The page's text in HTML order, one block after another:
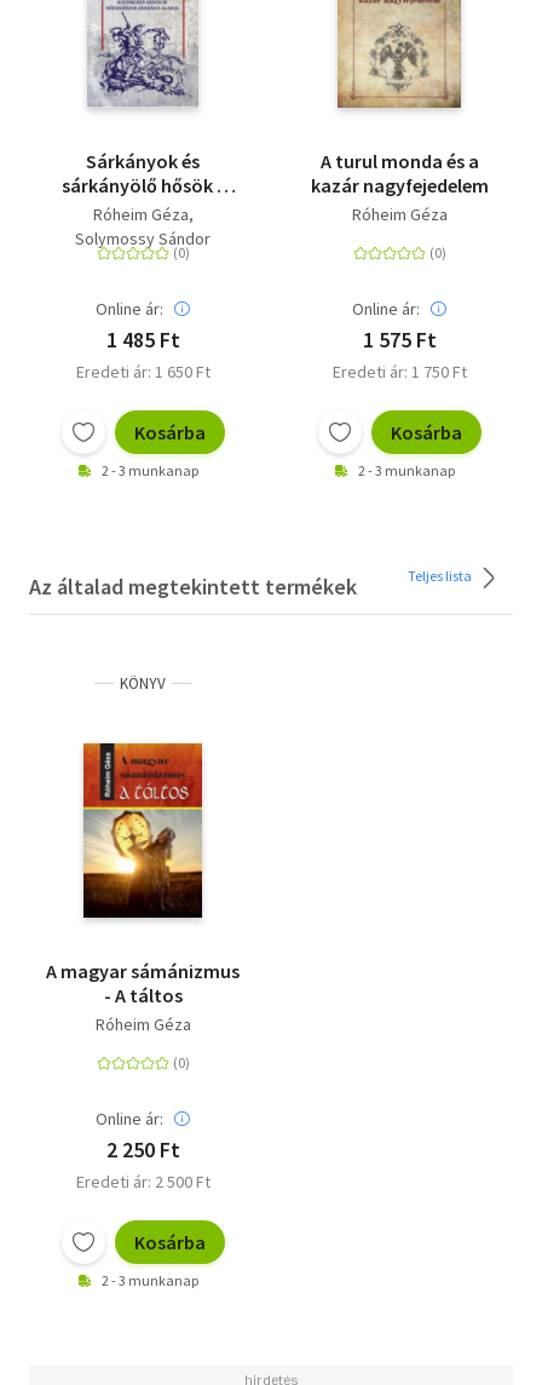
Sárkányok és
sárkányölő hősök /
Népmeséink sárkány
alakja
Róheim Géza
Solymossy Sándor
Online ár:
1 485 Ft
Eredeti ár: 1 650 Ft
Kosárba
2 - 3 munkanap
A turul monda és a
kazár nagyfejedelem
Róheim Géza
Online ár:
1 575 Ft
Eredeti ár: 1 750 Ft
Kosárba
2 - 3 munkanap
Az általad megtekintett termékek Teljes lista
KÖNYV
A magyar sámánizmus
- A táltos
Róheim Géza
Online ár:
2 250 Ft
Eredeti ár: 2 500 Ft
Kosárba
2 - 3 munkanap